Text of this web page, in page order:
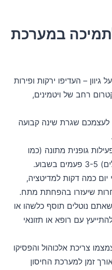
במערכת
גיוון – העדיפו ירקות ופירות
רחב של ויטמינים,
לעצמכם שגרת שינה קבועה
גופנית מתונה (כמו
יום כמה דקות למדיטציה,
שיעזרו בהפחתת מתח.
נוטלים תוסף כלשהו או
עם רופא או תזונאי
צריכת אלכוהול והפסיקו
זמן למערכת החיסון